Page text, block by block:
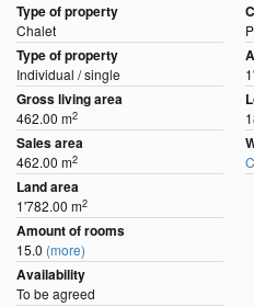
Type of property
Chalet
Type of property
Individual / single
Gross living area
462.00 m2
Sales area
462.00 m2
Land area
1'782.00 m2
Amount of rooms
15.0 (more)
Availability
To be agreed